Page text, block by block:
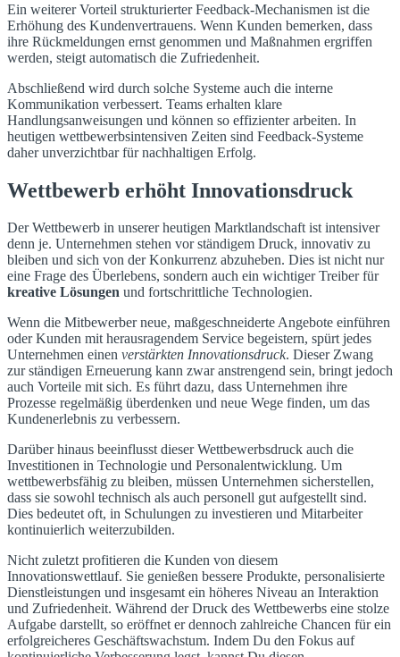
Ein weiterer Vorteil strukturierter Feedback-Mechanismen ist die
Erhöhung des Kundenvertrauens. Wenn Kunden bemerken, dass
ihre Rückmeldungen ernst genommen und Maßnahmen ergriffen
werden, steigt automatisch die Zufriedenheit.
Abschließend wird durch solche Systeme auch die interne
Kommunikation verbessert. Teams erhalten klare
Handlungsanweisungen und können so effizienter arbeiten. In
heutigen wettbewerbsintensiven Zeiten sind Feedback-Systeme
daher unverzichtbar für nachhaltigen Erfolg.
Wettbewerb erhöht Innovationsdruck
Der Wettbewerb in unserer heutigen Marktlandschaft ist intensiver
denn je. Unternehmen stehen vor ständigem Druck, innovativ zu
bleiben und sich von der Konkurrenz abzuheben. Dies ist nicht nur
eine Frage des Überlebens, sondern auch ein wichtiger Treiber für
kreative Lösungen und fortschrittliche Technologien.
Wenn die Mitbewerber neue, maßgeschneiderte Angebote einführen
oder Kunden mit herausragendem Service begeistern, spürt jedes
Unternehmen einen verstärkten Innovationsdruck. Dieser Zwang
zur ständigen Erneuerung kann zwar anstrengend sein, bringt jedoch
auch Vorteile mit sich. Es führt dazu, dass Unternehmen ihre
Prozesse regelmäßig überdenken und neue Wege finden, um das
Kundenerlebnis zu verbessern.
Darüber hinaus beeinflusst dieser Wettbewerbsdruck auch die
Investitionen in Technologie und Personalentwicklung. Um
wettbewerbsfähig zu bleiben, müssen Unternehmen sicherstellen,
dass sie sowohl technisch als auch personell gut aufgestellt sind.
Dies bedeutet oft, in Schulungen zu investieren und Mitarbeiter
kontinuierlich weiterzubilden.
Nicht zuletzt profitieren die Kunden von diesem
Innovationswettlauf. Sie genießen bessere Produkte, personalisierte
Dienstleistungen und insgesamt ein höheres Niveau an Interaktion
und Zufriedenheit. Während der Druck des Wettbewerbs eine stolze
Aufgabe darstellt, so eröffnet er dennoch zahlreiche Chancen für ein
erfolgreicheres Geschäftswachstum. Indem Du den Fokus auf